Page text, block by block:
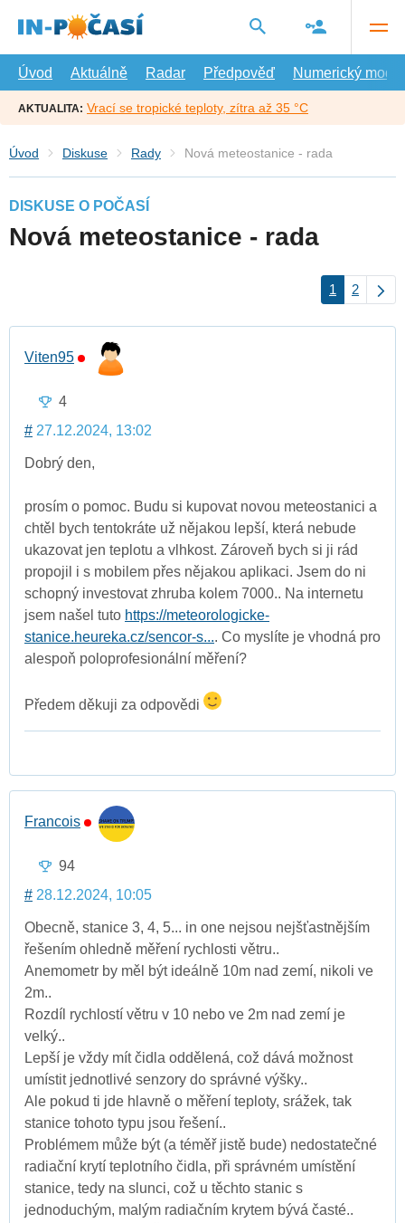
hlavní
Úvod
Aktuálně Radar Předpověď Numerický model
AKTUALITA: Vrací se tropické teploty, zítra až 35 °C
Úvod Diskuse Rady Nová meteostanice - rada
DISKUSE O POČASÍ
Nová meteostanice - rada
1 2
Viten95
4
# 27.12.2024, 13:02
Dobrý den,
prosím o pomoc. Budu si kupovat novou meteostanici a
chtěl bych tentokráte už nějakou lepší, která nebude
ukazovat jen teplotu a vlhkost. Zároveň bych si ji rád
propojil i s mobilem přes nějakou aplikaci. Jsem do ni
schopný investovat zhruba kolem 7000.. Na internetu
jsem našel tuto https://meteorologicke-
stanice.heureka.cz/sencor-s.... Co myslíte je vhodná pro
alespoň poloprofesionální měření?
Předem děkuji za odpovědi
Francois
94
# 28.12.2024, 10:05
Obecně, stanice 3, 4, 5... in one nejsou nejšťastnějším
řešením ohledně měření rychlosti větru..
Anemometr by měl být ideálně 10m nad zemí, nikoli ve
2m..
Rozdíl rychlostí větru v 10 nebo ve 2m nad zemí je
velký..
Lepší je vždy mít čidla oddělená, což dává možnost
umístit jednotlivé senzory do správné výšky..
Ale pokud ti jde hlavně o měření teploty, srážek, tak
stanice tohoto typu jsou řešení..
Problémem může být (a téměř jistě bude) nedostatečné
radiační krytí teplotního čidla, při správném umístění
stanice, tedy na slunci, což u těchto stanic s
jednoduchým, malým radiačním krytem bývá časté..